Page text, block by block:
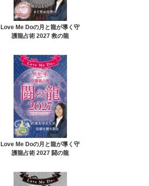
Love Me Doの月と龍が導く守
護龍占術 2027 救の龍
Love Me Doの月と龍が導く守
護龍占術 2027 闘の龍